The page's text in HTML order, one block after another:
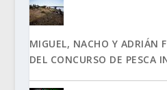
MIGUEL, NACHO Y ADRIÁN
DEL CONCURSO DE PESCA